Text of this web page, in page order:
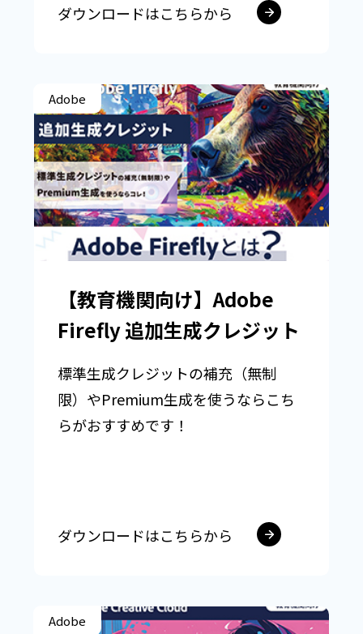
ダウンロードはこちらから
Adobe
【教育機関向け】Adobe
Firefly 追加生成クレジット
標準生成クレジットの補充（無制
限）やPremium生成を使うならこち
らがおすすめです！
ダウンロードはこちらから
Adobe